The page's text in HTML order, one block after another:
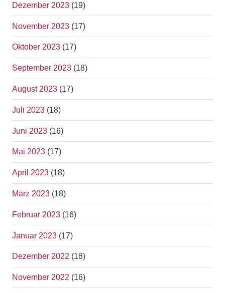
Dezember 2023 (19)
November 2023 (17)
Oktober 2023 (17)
September 2023 (18)
August 2023 (17)
Juli 2023 (18)
Juni 2023 (16)
Mai 2023 (17)
April 2023 (18)
März 2023 (18)
Februar 2023 (16)
Januar 2023 (17)
Dezember 2022 (18)
November 2022 (16)